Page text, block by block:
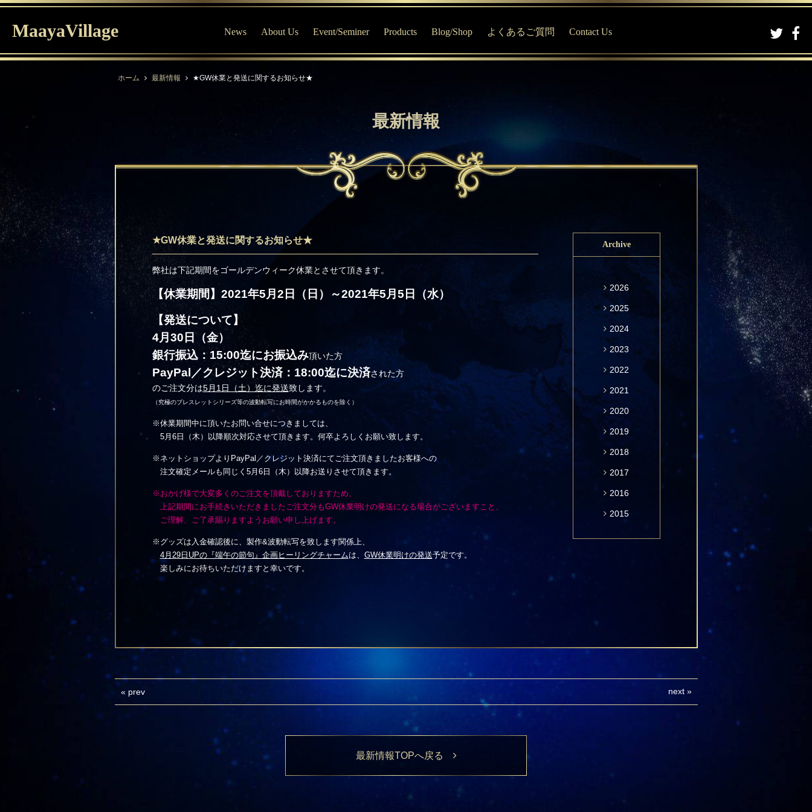
MaayaVillage News About Us
プロフィール
Event/Seminer Products
ブレインエステ®について
MVおすすめチャート診断
Blog/Shop よくあるご質問 Contact Us
ホーム 最新情報 ★GW休業と発送に関するお知らせ★
最新情報
★GW休業と発送に関するお知らせ★
弊社は下記期間をゴールデンウィーク休業とさせて頂きます。
【休業期間】2021年5月2日（日）～2021年5月5日（水）
【発送について】
4月30日（金）
銀行振込：15:00迄にお振込み頂いた方
PayPal／クレジット決済：18:00迄に決済された方
のご注文分は5月1日（土）迄に発送致します。
（究極のブレスレットシリーズ等の波動転写にお時間がかかるものを除く）
※休業期間中に頂いたお問い合せにつきましては、
5月6日（木）以降順次対応させて頂きます。何卒よろしくお願い致します。
※ネットショップよりPayPal／クレジット決済にてご注文頂きましたお客様への
注文確定メールも同じく5月6日（木）以降お送りさせて頂きます。
※おかげ様で大変多くのご注文を頂戴しておりますため、
上記期間にお手続きいただきましたご注文分もGW休業明けの発送になる場合がございますこと、
ご理解、ご了承賜りますようお願い申し上げます。
※グッズは入金確認後に、製作&波動転写を致します関係上、
4月29日UPの『端午の節句』企画ヒーリングチャームは、 GW休業明けの発送予定です。
楽しみにお待ちいただけますと幸いです。
Archive
2026
2025
2024
2023
2022
2021
2020
2019
2018
2017
2016
2015
« prev next»
最新情報TOPへ戻る